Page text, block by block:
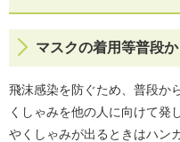
マスクの着用等普段
飛沫感染を防ぐため、普段か
くしゃみを他の人に向けて発
やくしゃみが出るときはハン